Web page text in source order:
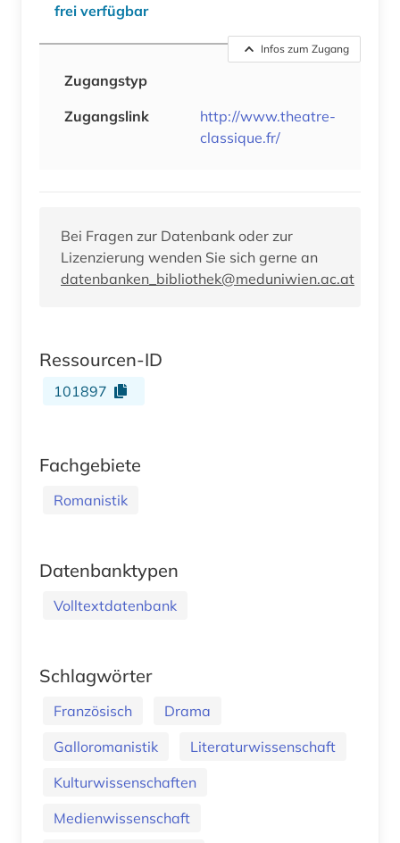
frei verfügbar
Infos zum Zugang
Zugangstyp
Zugangslink
http://www.theatre-
classique.fr/
Bei Fragen zur Datenbank oder zur
Lizenzierung wenden Sie sich gerne an
datenbanken_bibliothek@meduniwien.ac.at
Ressourcen-ID
101897
Fachgebiete
Romanistik
Datenbanktypen
Volltextdatenbank
Schlagwörter
Französisch
Drama
Galloromanistik
Literaturwissenschaft
Kulturwissenschaften
Medienwissenschaft